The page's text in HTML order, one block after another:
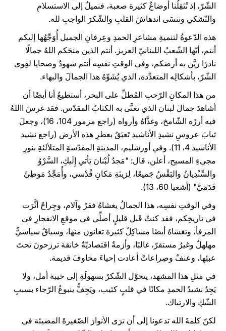
الشّرّ، إذ تُثقِلُنا أوضاعٌ كثيرة صعبة، فنميلُ إلى الاستسلامِ
والتّشكي وننسَى اندهاشَ القلبِ والشّكرَ الواجبِ لله.
هذه الدّعوةُ لتنميةِ مشاعرِ الحمدِ وعِرفانِ الجميل أُوَجِّهُها إليكم
أنتم، أيّها الشّعبُ اللبنانيّ العزيز. أنتم الذين منحَكم اللهُ جمالًا
نادرًا زيَّن به أرضَكم، وفي الوقتِ نفسِه أنتم شهودٌ وضحايا لقِوى
الشّرّ، بأشكالِه المتعدِّدة، الذي يُشَوِّهُ هذا الجمالَ والبهاء.
من هذا المكانِ الرّحبِ المُطلِّ على البحر، أستطيعُ أنا أيضًا أن
أشاهدَ جمالَ لبنان الذي تغنَّى به الكتابُ المقدّس. فقد غرسَ االلهُ
فيه أرزَه الشّامخ، وغذَّاهُ وأرواه (راجع مزمور 104، 16)، وجعلَ
ثيابَ عروسِ نشيدِ الأناشيد تَعبَقُ بعطرِ هذه الأرض (راجع نشيد
الأناشيد 4، 11). وفي أورشليم، المدينةِ المقدّسةِ المتلألئةِ بنورِ
مجيءِ المسيح، أعلن، قال: "مَجدُ لُبْنانَ يَأتي إِلَيكِ، السَّرْوُ
والسِّنْدِيانُ والبَقْسُ جَميعًا، لِزينَةِ مَكانِ قُدْسي، وأُمَجِّدُ مَوطِئَ
قَدَمَيَّ" (أشعيا 60، 13).
وفي الوقتِ نفسِه، هذا الجمالُ يغشاهُ فقرٌ وآلام، وجِراحٌ أثَّرَت
في تاريخِكم، فقد كنتُ قَبل قليلٍ أصلِّي في موقعِ الانفجارِ في
المرفأ، وتغشاهُ أيضًا مشاكِلُ كثيرة تعانون منها، وسياقٌ سياسيٌّ
مهلهلٌ وغيرُ مستقرّ، غالبًا، وأزمةٌ اقتصاديّةٌ خانقة ترزحونَ تحتَ
عبئِها، وعنفٌ وصِراعاتٌ أعادت إحياءَ مخاوفَ قديمة.
في مثلِ هذا المشهد، يتحوَّل الشّكرُ بسهولَةِ إلى خيبة أمل، ولا
يَجِدُ نشيدُ الحمدِ مكانًا في قلبٍ كئيب، ويَجِفُّ ينبوعُ الرّجاء بسببِ
الشّكِ والارتباك.
لكنّ كلمةَ الله تدعونا إلى أن نرَى الأنوارَ الصّغيرةَ المضيئة في